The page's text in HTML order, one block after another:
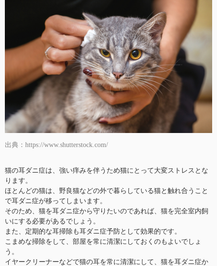
出典：https://www.shutterstock.com/
猫の耳ダニ症は、強い痒みを伴うため猫にとって大変ストレスとな
ります。
ほとんどの猫は、野良猫などの外で暮らしている猫と触れ合うこと
で耳ダニ症が移ってしまいます。
そのため、猫を耳ダニ症から守りたいのであれば、猫を完全室内飼
いにする必要があるでしょう。
また、定期的な耳掃除も耳ダニ症予防として効果的です。
こまめな掃除をして、部屋を常に清潔にしておくのもよいでしょ
う。
イヤークリーナーなどで猫の耳を常に清潔にして、猫を耳ダニ症か